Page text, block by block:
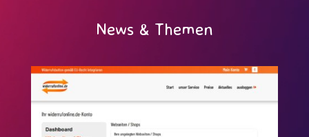
News & Themen